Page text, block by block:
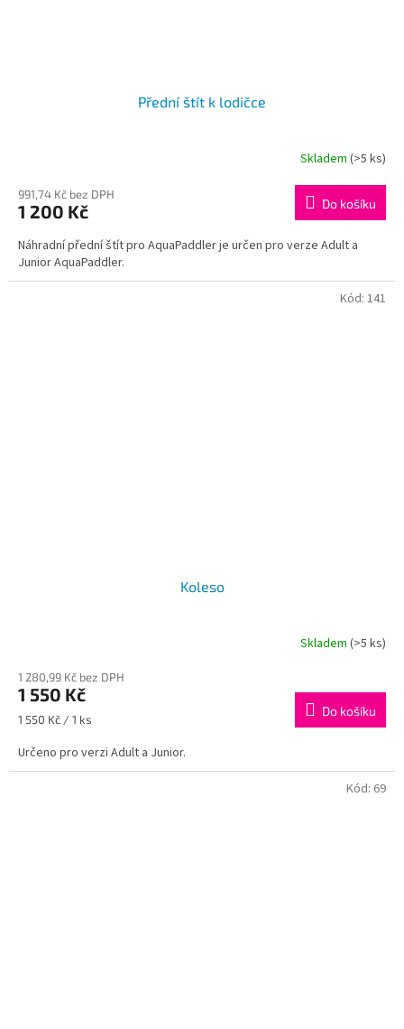
Přední štít k lodičce
Skladem (>5 ks)
991,74 Kč bez DPH
1 200 Kč Do košíku
Náhradní přední štít pro AquaPaddler je určen pro verze Adult a
Junior AquaPaddler.
Koleso
Skladem (>5 ks)
1 280,99 Kč bez DPH
1 550 Kč
Měrná
1 550 Kč / 1 ks
Do košíku
Určeno pro verzi Adult a Junior.
Kód: 141
Kód: 69